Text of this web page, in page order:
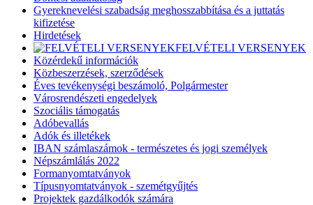
Gyereknevelési szabadság meghosszabbítása és a juttatás
kifizetése
Hirdetések
FELVÉTELI VERSENYEK
Közérdekű információk
Közbeszerzések, szerződések
Éves tevékenységi beszámoló, Polgármester
Városrendészeti engedelyek
Szociális támogatás
Adóbevallás
Adók és illetékek
IBAN számlaszámok - természetes és jogi személyek
Népszámlálás 2022
Formanyomtatványok
Típusnyomtatványok - szemétgyűjtés
Projektek gazdálkodók számára